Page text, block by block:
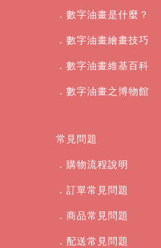
．數字油畫是什麼？
．數字油畫繪畫技巧
．數字油畫維基百科
．數字油畫之博物館
常見問題
．購物流程說明
．訂單常見問題
．商品常見問題
．配送常見問題